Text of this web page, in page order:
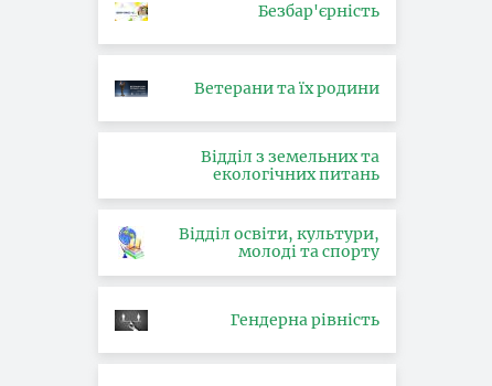
Безбар'єрність
Ветерани та їх родини
Відділ з земельних та
екологічних питань
Відділ освіти, культури,
молоді та спорту
Гендерна рівність